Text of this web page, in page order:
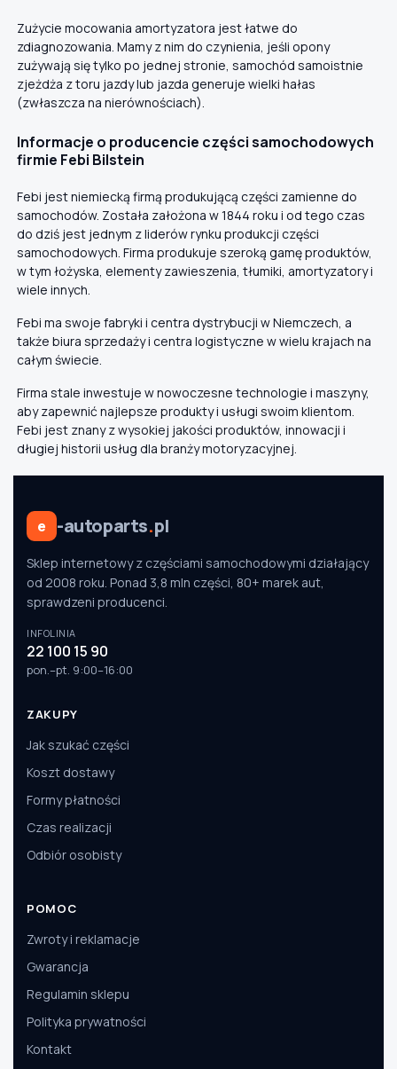
Zużycie mocowania amortyzatora jest łatwe do
zdiagnozowania. Mamy z nim do czynienia, jeśli opony
zużywają się tylko po jednej stronie, samochód samoistnie
zjeżdża z toru jazdy lub jazda generuje wielki hałas
(zwłaszcza na nierównościach).
Informacje o producencie części samochodowych
firmie Febi Bilstein
Febi jest niemiecką firmą produkującą części zamienne do
samochodów. Została założona w 1844 roku i od tego czas
do dziś jest jednym z liderów rynku produkcji części
samochodowych. Firma produkuje szeroką gamę produktów,
w tym łożyska, elementy zawieszenia, tłumiki, amortyzatory i
wiele innych.
Febi ma swoje fabryki i centra dystrybucji w Niemczech, a
także biura sprzedaży i centra logistyczne w wielu krajach na
całym świecie.
Firma stale inwestuje w nowoczesne technologie i maszyny,
aby zapewnić najlepsze produkty i usługi swoim klientom.
Febi jest znany z wysokiej jakości produktów, innowacji i
długiej historii usług dla branży motoryzacyjnej.
e -autoparts.pl
Sklep internetowy z częściami samochodowymi działający
od 2008 roku. Ponad 3,8 mln części, 80+ marek aut,
sprawdzeni producenci.
INFOLINIA
22 100 15 90
pon.–pt. 9:00–16:00
ZAKUPY
Jak szukać części
Koszt dostawy
Formy płatności
Czas realizacji
Odbiór osobisty
POMOC
Zwroty i reklamacje
Gwarancja
Regulamin sklepu
Polityka prywatności
Kontakt